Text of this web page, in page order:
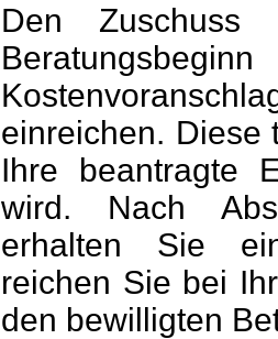
Den
einreichen. Diese
Ihre beantragte
wird. Nach
erhalten Sie
reichen Sie bei
den bewilligten